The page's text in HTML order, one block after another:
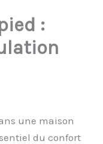
:
une maison
du confort